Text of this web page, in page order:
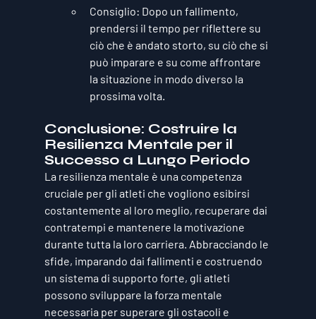
Consiglio: Dopo un fallimento,
prendersi il tempo per riflettere su
ciò che è andato storto, su ciò che si
può imparare e su come affrontare
la situazione in modo diverso la
prossima volta.
Conclusione: Costruire la
Resilienza Mentale per il
Successo a Lungo Periodo
La resilienza mentale è una competenza
cruciale per gli atleti che vogliono esibirsi
costantemente al loro meglio, recuperare dai
contratempi e mantenere la motivazione
durante tutta la loro carriera. Abbracciando le
sfide, imparando dai fallimenti e costruendo
un sistema di supporto forte, gli atleti
possono sviluppare la forza mentale
necessaria per superare gli ostacoli e